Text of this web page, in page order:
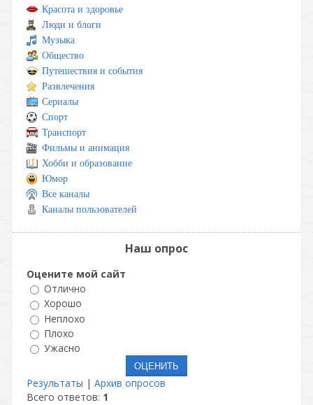
Красота и здоровье
Люди и блоги
Музыка
Общество
Путешествия и события
Развлечения
Сериалы
Спорт
Транспорт
Фильмы и анимация
Хобби и образование
Юмор
Все каналы
Каналы пользователей
Наш опрос
Оцените мой сайт
Отлично
Хорошо
Неплохо
Плохо
Ужасно
Результаты | Архив опросов
Всего ответов: 1